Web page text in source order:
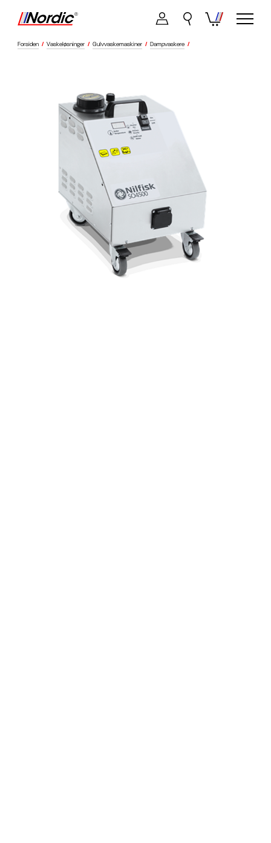
Forsiden / Vaskeløsninger / Gulvvaskemaskiner / Dampvaskere /